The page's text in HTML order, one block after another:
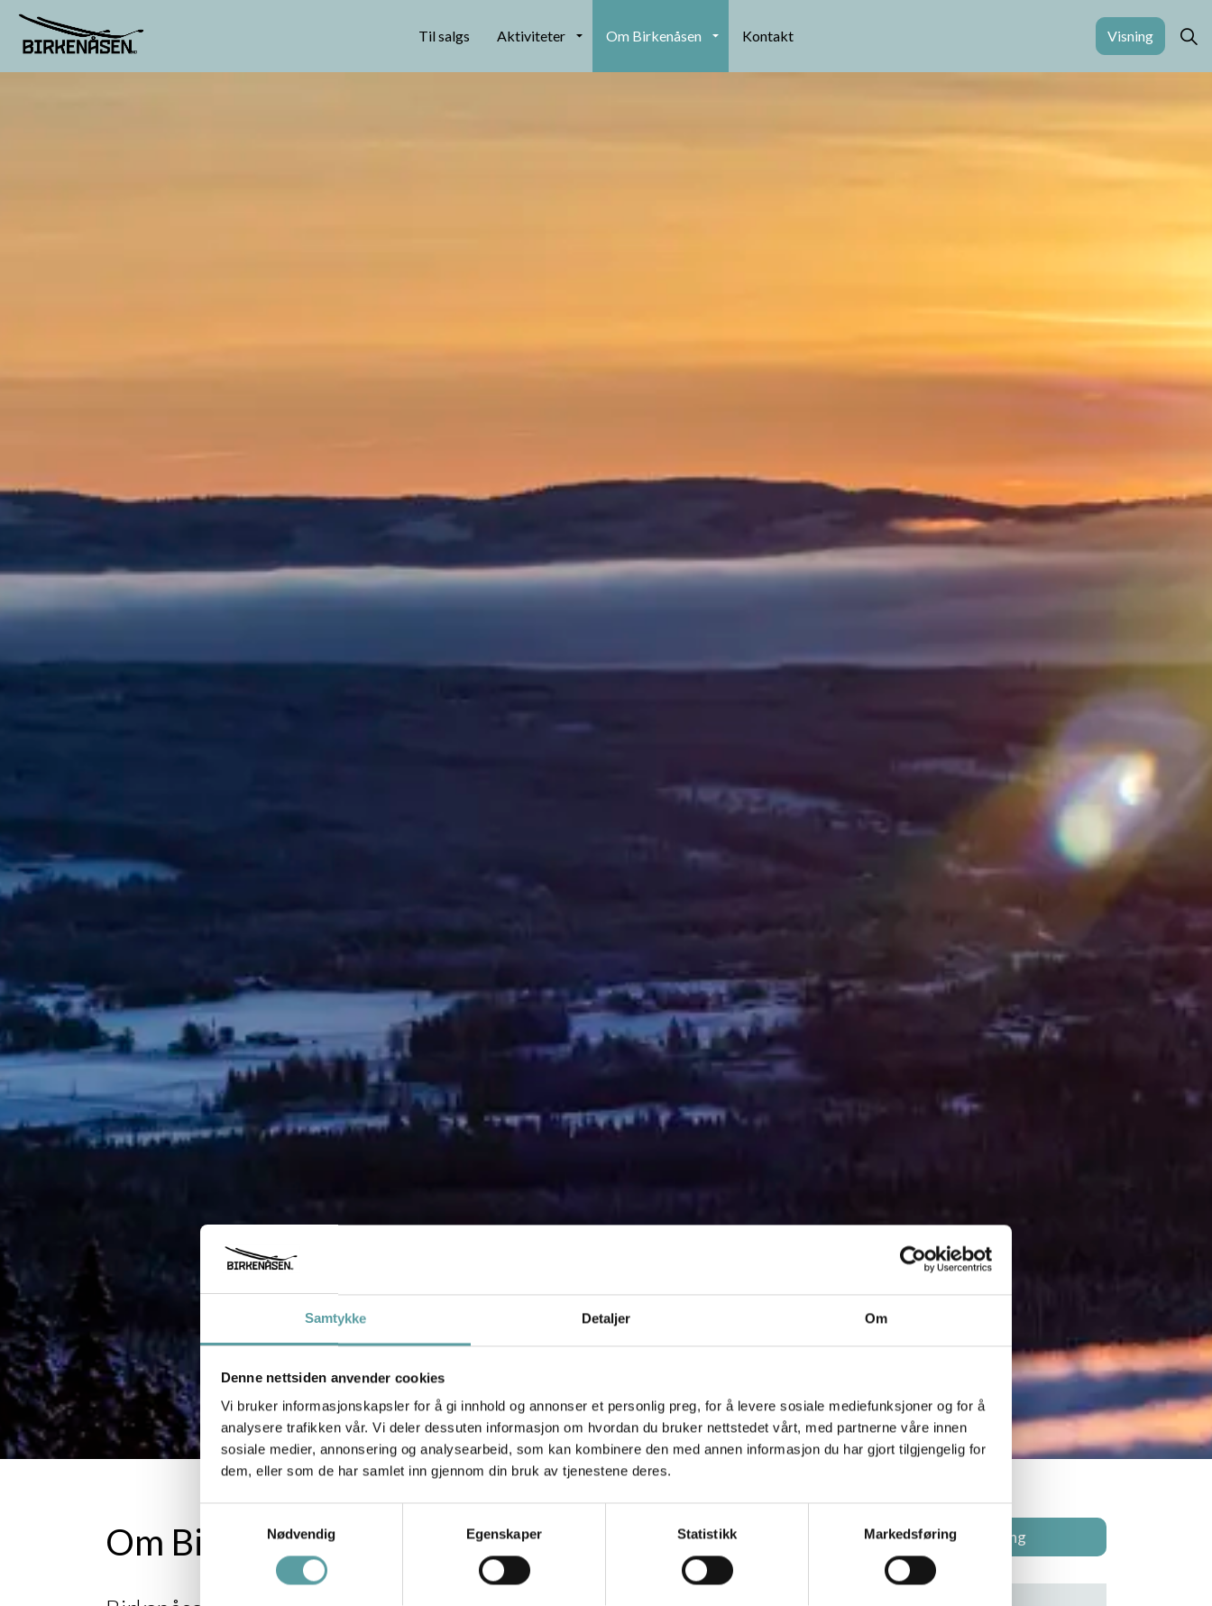
Samtykke Detaljer Om
Denne nettsiden anvender cookies
Vi bruker informasjonskapsler for å gi innhold og annonser et personlig preg, for å levere sosiale mediefunksjoner og for å
analysere trafikken vår. Vi deler dessuten informasjon om hvordan du bruker nettstedet vårt, med partnerne våre innen
sosiale medier, annonsering og analysearbeid, som kan kombinere den med annen informasjon du har gjort tilgjengelig for
dem, eller som de har samlet inn gjennom din bruk av tjenestene deres.
Nødvendig
Egenskaper Statistikk Markedsføring
Til salgs Aktiviteter Om Birkenåsen Kontakt Visning
Om Birkenåsen Regulering